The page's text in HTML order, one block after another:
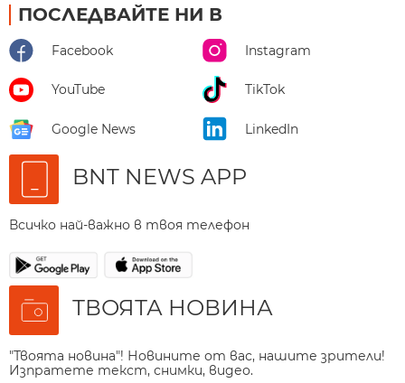
ПОСЛЕДВАЙТЕ НИ В
Facebook Instagram
YouTube TikTok
Google News LinkedIn
BNT NEWS APP
Всичко най-важно в твоя телефон
ТВОЯТА НОВИНА
"Твоята новина"! Новините от вас, нашите зрители!
Изпратете текст, снимки, видео.